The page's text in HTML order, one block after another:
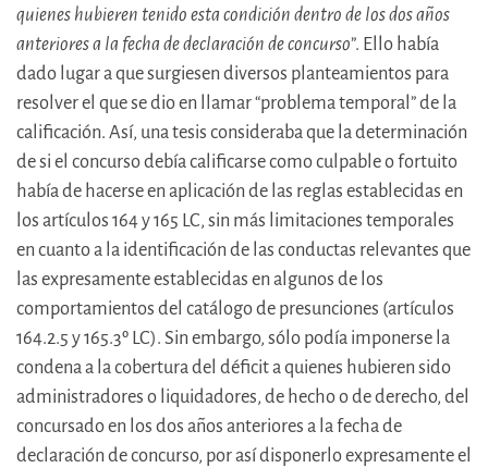
quienes hubieren tenido esta condición dentro de los dos años
anteriores a la fecha de declaración de concurso”. Ello había
dado lugar a que surgiesen diversos planteamientos para
resolver el que se dio en llamar “problema temporal” de la
calificación. Así, una tesis consideraba que la determinación
de si el concurso debía calificarse como culpable o fortuito
había de hacerse en aplicación de las reglas establecidas en
los artículos 164 y 165 LC, sin más limitaciones temporales
en cuanto a la identificación de las conductas relevantes que
las expresamente establecidas en algunos de los
comportamientos del catálogo de presunciones (artículos
164.2.5 y 165.3º LC). Sin embargo, sólo podía imponerse la
condena a la cobertura del déficit a quienes hubieren sido
administradores o liquidadores, de hecho o de derecho, del
concursado en los dos años anteriores a la fecha de
declaración de concurso, por así disponerlo expresamente el